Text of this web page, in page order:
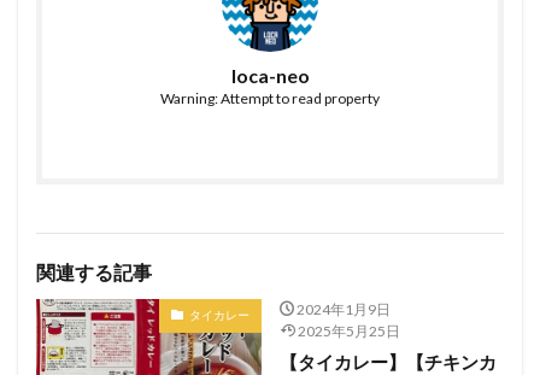
loca-neo
Warning: Attempt to read property
関連する記事
タイカレー
2024年1月9日
2025年5月25日
【タイカレー】【チキンカ